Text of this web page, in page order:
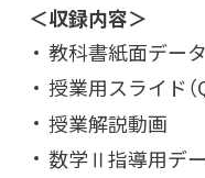
＜収録内容＞
教科書紙面データ
授業用スライド（
授業解説動画
数学Ⅱ指導用デ